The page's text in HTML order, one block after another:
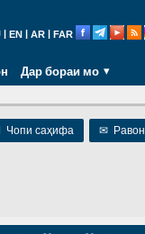
EN AR FAR
Дар бораи мо
Чопи саҳифа ✉